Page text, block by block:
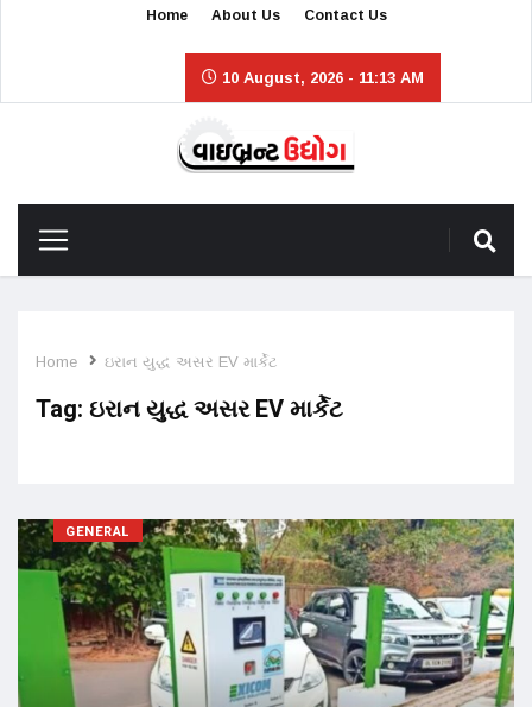
Home About Us Contact Us
10 August, 2026 - 11:13 AM
Home ઇરાન યુદ્ધ અસર EV માર્કેટ
Tag: ઇરાન યુદ્ધ અસર EV માર્કેટ
GENERAL